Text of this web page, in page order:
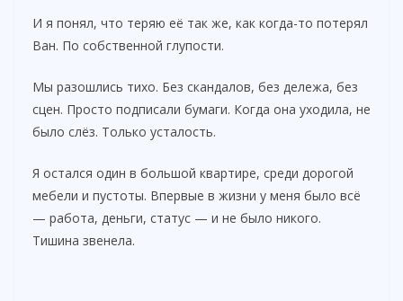
И я понял, что теряю её так же, как когда-то потерял
Ван. По собственной глупости.
Мы разошлись тихо. Без скандалов, без дележа, без
сцен. Просто подписали бумаги. Когда она уходила, не
было слёз. Только усталость.
Я остался один в большой квартире, среди дорогой
мебели и пустоты. Впервые в жизни у меня было всё
— работа, деньги, статус — и не было никого.
Тишина звенела.